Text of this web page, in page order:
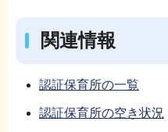
関連情報
認証保育所の一覧
認証保育所の空き状況